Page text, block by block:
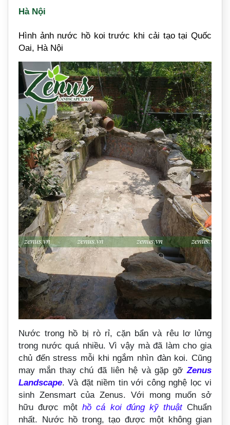
Hà Nội
Hình ảnh nước hồ koi trước khi cải tạo tại Quốc
Oai, Hà Nội
Nước trong hồ bị rò rỉ, cặn bẩn và rêu lơ lửng
trong nước quá nhiều. Vì vậy mà đã làm cho gia
chủ đến stress mỗi khi ngắm nhìn đàn koi. Cũng
may mắn thay chú đã liên hệ và gặp gỡZenus
Landscape. Và đặt niềm tin với công nghệ lọc vi
sinh Zensmart của Zenus. Với mong muốn sở
hữu được mộthồ cá koi đúng kỹ thuậtChuẩn
nhất. Nước hồ trong, tạo được một không gian